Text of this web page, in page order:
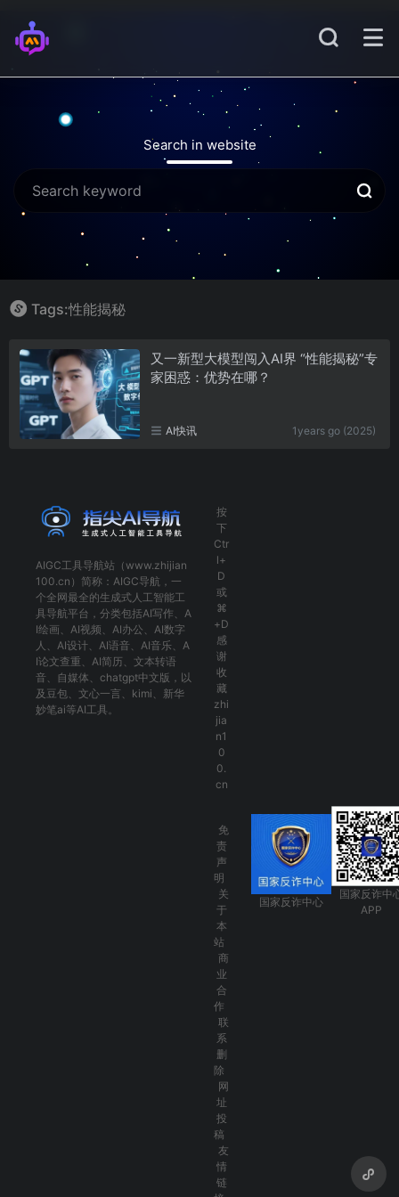
Search in website
Tags:性能揭秘
又一新型大模型闯入AI界 “性能揭秘”专
家困惑：优势在哪？
AI快讯 1years go (2025)
AIGC工具导航站（www.zhijian
100.cn）简称： AIGC导航 ，一
个全网最全的生成式人工智能工
具导航平台，分类包括AI写作 、 A
I绘画 、 AI视频 、 AI办公 、 AI数字
人 、 AI设计、 AI语音、 AI音乐、 A
I论文查重 、 AI简历 、 文本转语
音、 自媒体 、 chatgpt中文版 ，以
及 豆包、 文心一言 、 kimi 、 新华
妙笔ai等AI工具。
按
下
Ctr
l+
D
或
⌘
+D
感
谢
收
藏
zhi
jia
n1
0
0.
cn
免
责
声
明
关
于
本
站
商
业
合
作
联
系
删
除
网
址
投
稿
友
情
链
国家反诈中心
国家反诈中
APP